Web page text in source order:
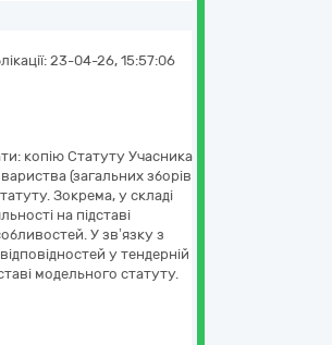
23-04-26, 15:57:06
копію Статуту Учасника
(загальних зборів
Зокрема, у складі
на підставі
У зв’язку з
у тендерній
модельного статуту.